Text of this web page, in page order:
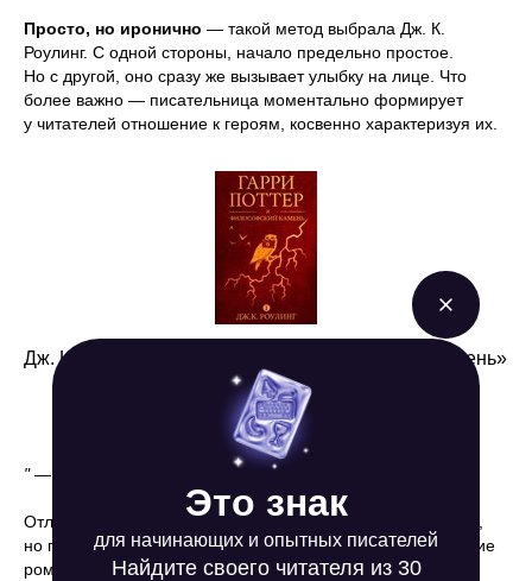
Это знак
для начинающих и опытных писателей
Найдите своего читателя из 30
Просто, но иронично — такой метод выбрала Дж. К.
Роулинг. С одной стороны, начало предельно простое.
Но с другой, оно сразу же вызывает улыбку на лице. Что
более важно — писательница моментально формирует
у читателей отношение к героям, косвенно характеризуя их.
Дж. К. Роулинг «Гарри Поттер и философский камень»
" — Товарищ, кто последний?"
Отличный вариант — начать с совершенно неожиданного,
но при этом первой фразой как бы «подтвердить» название
романа. Берите на заметку —открывать произведения